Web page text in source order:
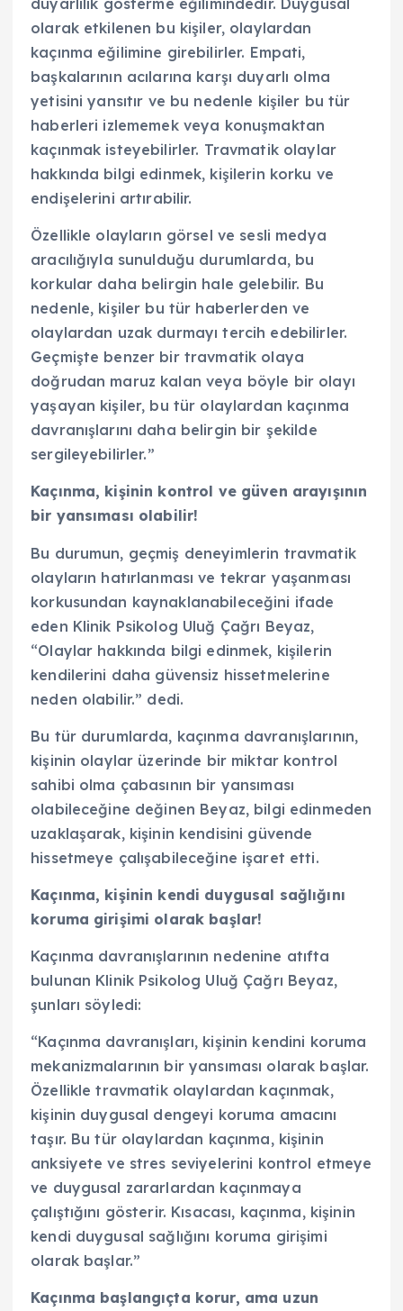
duyarlılık gösterme eğilimindedir. Duygusal
olarak etkilenen bu kişiler, olaylardan
kaçınma eğilimine girebilirler. Empati,
başkalarının acılarına karşı duyarlı olma
yetisini yansıtır ve bu nedenle kişiler bu tür
haberleri izlememek veya konuşmaktan
kaçınmak isteyebilirler. Travmatik olaylar
hakkında bilgi edinmek, kişilerin korku ve
endişelerini artırabilir.
Özellikle olayların görsel ve sesli medya
aracılığıyla sunulduğu durumlarda, bu
korkular daha belirgin hale gelebilir. Bu
nedenle, kişiler bu tür haberlerden ve
olaylardan uzak durmayı tercih edebilirler.
Geçmişte benzer bir travmatik olaya
doğrudan maruz kalan veya böyle bir olayı
yaşayan kişiler, bu tür olaylardan kaçınma
davranışlarını daha belirgin bir şekilde
sergileyebilirler.”
Kaçınma, kişinin kontrol ve güven arayışının
bir yansıması olabilir!
Bu durumun, geçmiş deneyimlerin travmatik
olayların hatırlanması ve tekrar yaşanması
korkusundan kaynaklanabileceğini ifade
eden Klinik Psikolog Uluğ Çağrı Beyaz,
“Olaylar hakkında bilgi edinmek, kişilerin
kendilerini daha güvensiz hissetmelerine
neden olabilir.” dedi.
Bu tür durumlarda, kaçınma davranışlarının,
kişinin olaylar üzerinde bir miktar kontrol
sahibi olma çabasının bir yansıması
olabileceğine değinen Beyaz, bilgi edinmeden
uzaklaşarak, kişinin kendisini güvende
hissetmeye çalışabileceğine işaret etti.
Kaçınma, kişinin kendi duygusal sağlığını
koruma girişimi olarak başlar!
Kaçınma davranışlarının nedenine atıfta
bulunan Klinik Psikolog Uluğ Çağrı Beyaz,
şunları söyledi:
“Kaçınma davranışları, kişinin kendini koruma
mekanizmalarının bir yansıması olarak başlar.
Özellikle travmatik olaylardan kaçınmak,
kişinin duygusal dengeyi koruma amacını
taşır. Bu tür olaylardan kaçınma, kişinin
anksiyete ve stres seviyelerini kontrol etmeye
ve duygusal zararlardan kaçınmaya
çalıştığını gösterir. Kısacası, kaçınma, kişinin
kendi duygusal sağlığını koruma girişimi
olarak başlar.”
Kaçınma başlangıçta korur, ama uzun